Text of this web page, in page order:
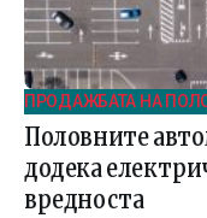
ПРОДАЖБАТА НА
БЛАГ ПОРАСТ И ВО
Половните
додека
вредноста